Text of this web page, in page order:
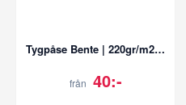
Tygpåse Bente | 220gr/m2 | Ekologisk
från 40:-